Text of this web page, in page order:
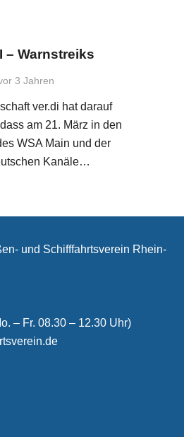
– Warnstreiks
3 Jahren
ver.di hat darauf
am 21. März in den
WSA Main und der
Kanäle…
und Schifffahrtsverein Rhein-
– Fr. 08.30 – 12.30 Uhr)